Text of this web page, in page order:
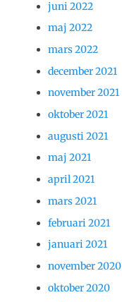
juni 2022
maj 2022
mars 2022
december 2021
november 2021
oktober 2021
augusti 2021
maj 2021
april 2021
mars 2021
februari 2021
januari 2021
november 2020
oktober 2020